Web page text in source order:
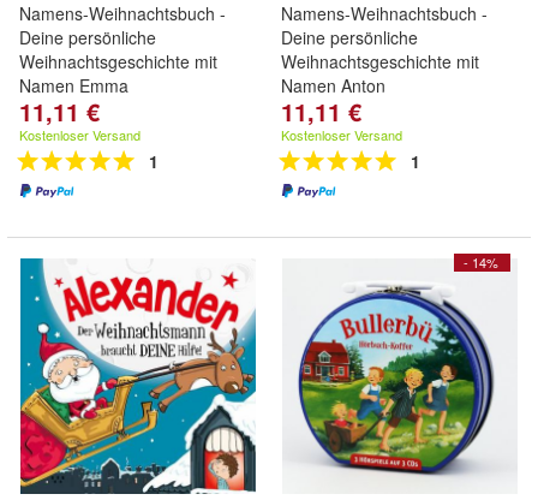
Namens-Weihnachtsbuch -
Deine persönliche
Weihnachtsgeschichte mit
Namen Emma
11,11 €
Kostenloser Versand
1
Namens-Weihnachtsbuch -
Deine persönliche
Weihnachtsgeschichte mit
Namen Anton
11,11 €
Kostenloser Versand
1
- 14%